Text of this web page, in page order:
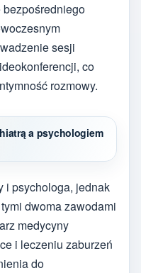
sesji
co
rozmowy.
a psychologiem
i psychologa, jednak
dwoma zawodami
medycyny
i leczeniu zaburzeń
do